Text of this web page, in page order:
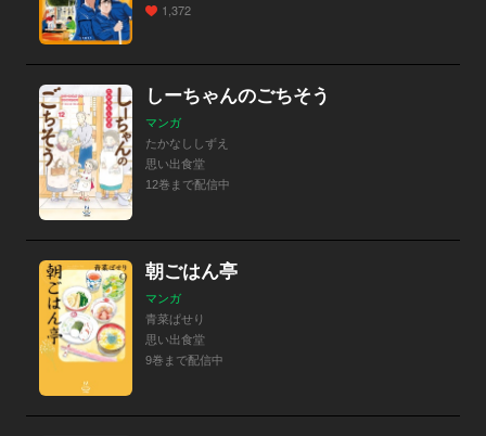
1,372
しーちゃんのごちそう
マンガ
たかなししずえ
思い出食堂
12巻まで配信中
朝ごはん亭
マンガ
青菜ぱせり
思い出食堂
9巻まで配信中